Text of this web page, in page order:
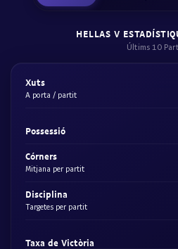
HELLAS V
Últims 10
Xuts
A porta / partit
Possessió
Córners
Mitjana per partit
Disciplina
Targetes per partit
Taxa de Victòria